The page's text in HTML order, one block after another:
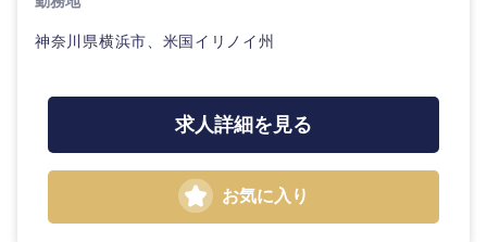
神奈川県横浜市、米国イリノイ州
求人詳細を見る
お気に入り